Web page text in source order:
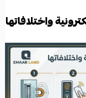
واختلافاتها